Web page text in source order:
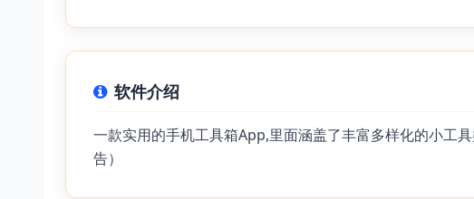
软件介绍
一款实用的手机工具箱App,里面涵盖了丰富多样化的小工
告）